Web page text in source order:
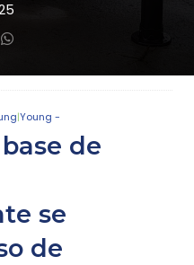
|Young -
de
se
de